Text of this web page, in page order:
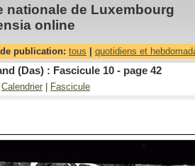
nationale de Luxembourg
online
publication: tous quotidiens et
(Das) : Fascicule 10 - page 42
Calendrier Fascicule